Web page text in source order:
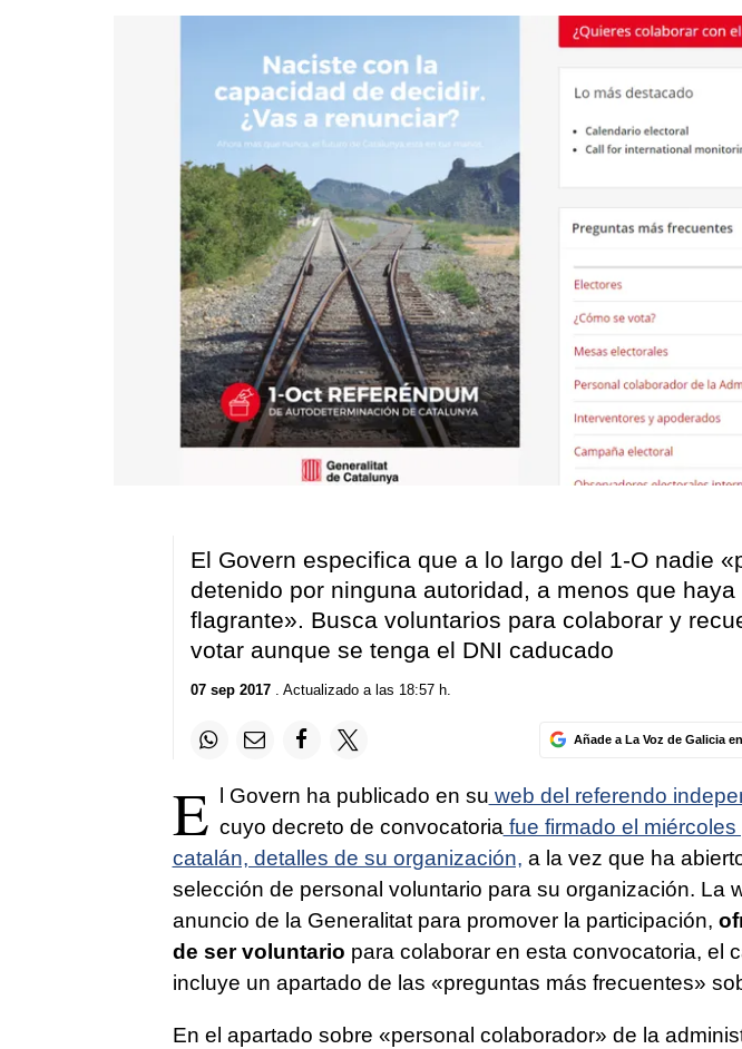
El Govern especifica que a lo largo del 1-O nadie
detenido por ninguna autoridad, a menos que haya
flagrante». Busca voluntarios para colaborar y
votar aunque se tenga el DNI caducado
07 sep 2017. Actualizado a las 18:57 h.
Añade a La Voz de Galicia
E l Govern ha publicado en su web del referendo
cuyo decreto de convocatoria fue firmado el
catalán, detalles de su organización, a la vez que ha
selección de personal voluntario para su organización. La
anuncio de la Generalitat para promover la participación,
de ser voluntario para colaborar en esta convocatoria, el
incluye un apartado de las «preguntas más frecuentes»
En el apartado sobre «personal colaborador» de la